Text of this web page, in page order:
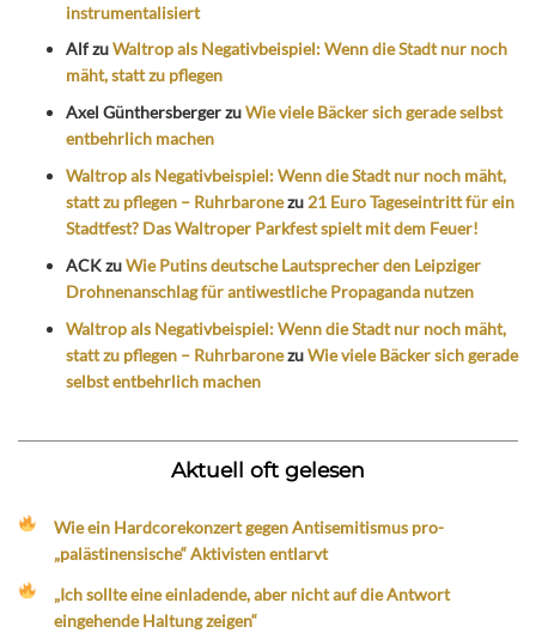
instrumentalisiert
AlfzuWaltrop als Negativbeispiel: Wenn die Stadt nur noch
mäht, statt zu pflegen
Axel GünthersbergerzuWie viele Bäcker sich gerade selbst
entbehrlich machen
Waltrop als Negativbeispiel: Wenn die Stadt nur noch mäht,
statt zu pflegen – Ruhrbaronezu 21 Euro Tageseintritt für ein
Stadtfest? Das Waltroper Parkfest spielt mit dem Feuer!
ACKzuWie Putins deutsche Lautsprecher den Leipziger
Drohnenanschlag für antiwestliche Propaganda nutzen
Waltrop als Negativbeispiel: Wenn die Stadt nur noch mäht,
statt zu pflegen – RuhrbaronezuWie viele Bäcker sich gerade
selbst entbehrlich machen
Aktuell oft gelesen
Wie ein Hardcorekonzert gegen Antisemitismus pro-
„palästinensische“ Aktivisten entlarvt
„Ich sollte eine einladende, aber nicht auf die Antwort
eingehende Haltung zeigen“